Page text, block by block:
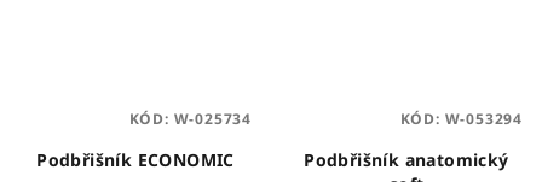
Podbřišník ECONOMIC
KÓD: W-025734
Podbřišník anatomický
KÓD: W-053294